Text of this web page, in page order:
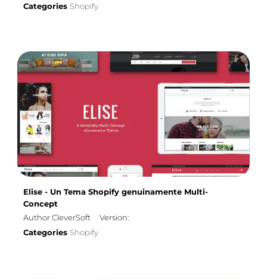
Categories Shopify
Elise - Un Tema Shopify genuinamente Multi-
Concept
Author CleverSoft
Version:
Categories Shopify